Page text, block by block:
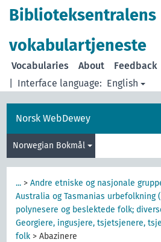
Biblioteksentralens
vokabulartjeneste
Interface language: English
Vocabularies About Feedback
Norsk WebDewey
Norwegian Bokmål
... >Andre etniske og nasjonale
Australia og Tasmanias urbefolkning
polynesere og beslektede folk;
Georgiere, ingusjere, tsjetsjenere,
folk >Abazinere